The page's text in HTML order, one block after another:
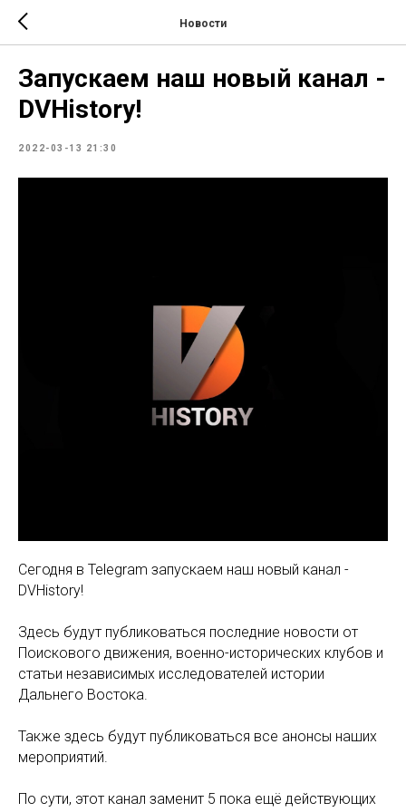
Новости
Запускаем наш новый канал -
DVНistory!
2022-03-13 21:30
Сегодня в Telegram запускаем наш новый канал -
DVНistory!
Здесь будут публиковаться последние новости от
Поискового движения, военно-исторических клубов и
статьи независимых исследователей истории
Дальнего Востока.
Также здесь будут публиковаться все анонсы наших
мероприятий.
По сути, этот канал заменит 5 пока ещё действующих